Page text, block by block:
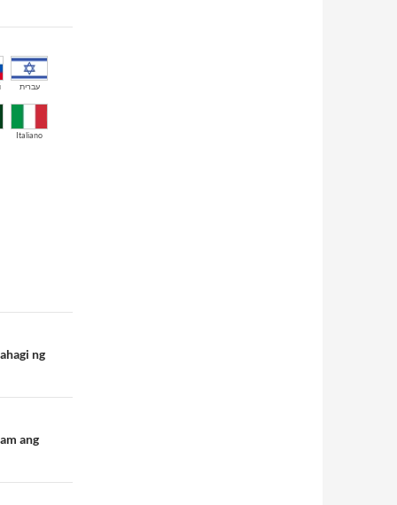
עברית
Italiano
ng
ang